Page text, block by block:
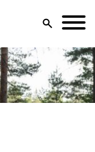
search